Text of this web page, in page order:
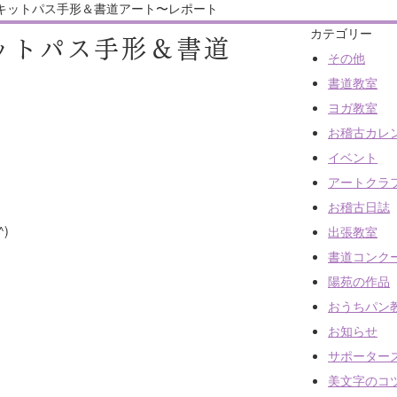
トパス手形＆書道アート〜レポート
パス手形＆書道
カテゴリー
その他
書道教室
ヨガ教室
お稽古カレ
イベント
アートクラ
お稽古日誌
出張教室
書道コンク
陽苑の作品
おうちパン
お知らせ
サポーター
美文字のコ